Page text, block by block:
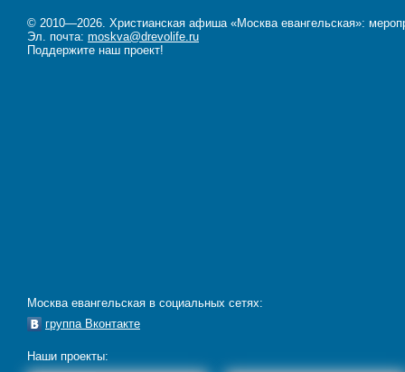
© 2010—2026. Христианская афиша «Москва евангельская»:
Эл. почта: moskva@drevolife.ru
Поддержите наш проект!
Москва евангельская в социальных сетях:
группа Вконтакте
Наши проекты: